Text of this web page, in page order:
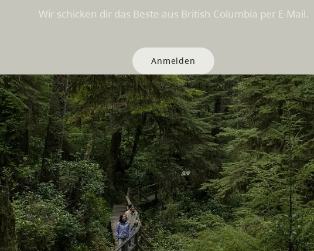
Wir schicken dir das Beste aus British Columbia per E-Mail.
Anmelden
Unsere Websites
Reisebranche
Medien
Unternehmen
Partnerseiten
Trade & Invest BC
Work BC
Welcome BC